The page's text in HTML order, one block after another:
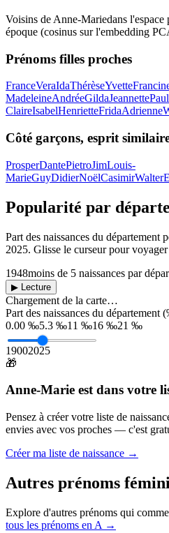
Voisins de Anne-Mariedans
époque (cosinus sur l'embedding
Prénoms filles proches
FranceVeraIdaThérèseYvette
MadeleineAndréeGildaJeannette
ClaireIsabelHenrietteFridaAdrienne
Côté garçons, esprit
ProsperDantePietroJimLouis-
MarieGuyDidierNoëlCasimirWalter
Popularité par
Part des naissances du département
2025. Glisse le curseur pour
1948moins de 5 naissances par
▶ Lecture
Chargement de la carte…
Part des naissances du département
0.00 ‰5.3 ‰11 ‰16 ‰21 ‰
19002025
🎁
Anne-Marie est dans votre
Pensez à créer votre liste de
envies avec vos proches — c'est
Créer ma liste de naissance →
Autres prénoms
Explore d'autres prénoms qui
tous les prénoms en A →